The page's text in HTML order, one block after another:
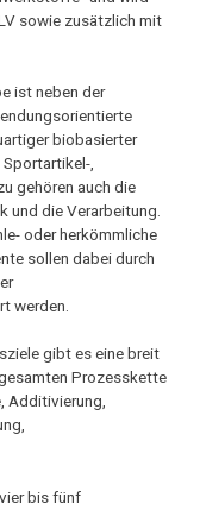
sowie zusätzlich mit
ist neben der
biobasierter
,
gehören auch die
und die Verarbeitung.
oder herkömmliche
sollen dabei durch
werden.
gibt es eine breit
Prozesskette
Additivierung,
bis fünf